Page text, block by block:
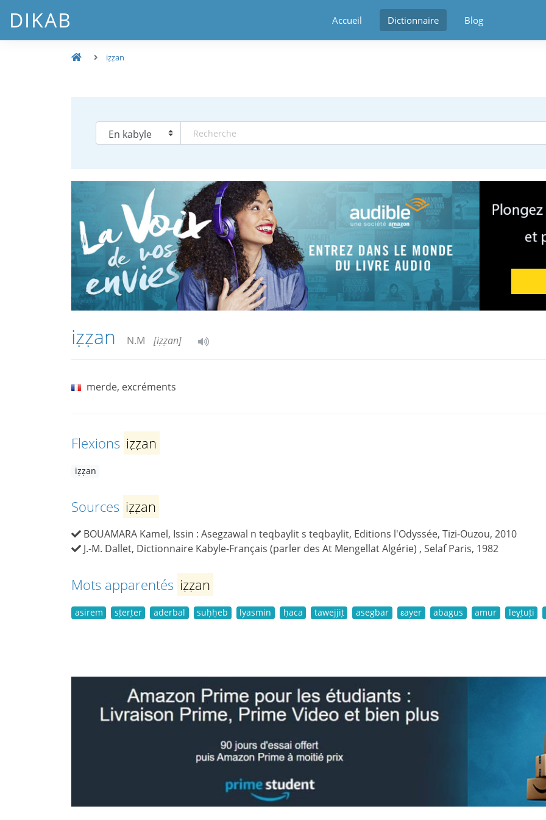
DIKAB Accueil Dictionnaire Blog
iẓẓan
iẓẓan N.M [iẓẓan]
merde, excréments
Flexions iẓẓan
iẓẓan
Sources iẓẓan
BOUAMARA Kamel, Issin : Asegzawal n teqbaylit s teqbaylit, Editions l'Odyssée, Tizi-Ouzou, 2010
J.-M. Dallet, Dictionnaire Kabyle-Français (parler des At Mengellat Algérie) , Selaf Paris, 1982
Mots apparentés iẓẓan
asirem sṭerṭer aderbal suḥḥeb lyasmin ḥaca tawejjiṭ asegbar ɛayer abagus amur leɣṭuṭi